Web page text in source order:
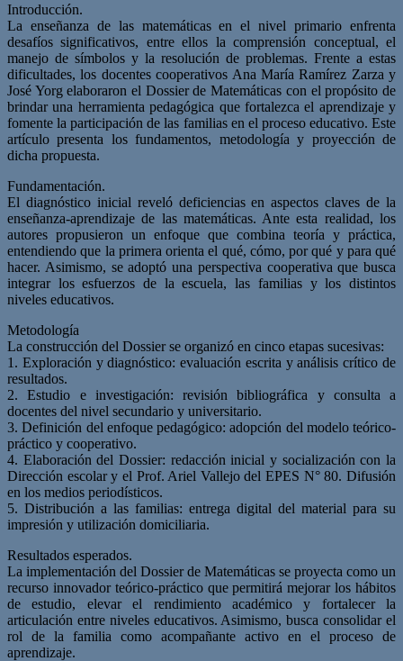
Introducción.
La enseñanza de las matemáticas en el nivel primario enfrenta
desafíos significativos, entre ellos la comprensión conceptual, el
manejo de símbolos y la resolución de problemas. Frente a estas
dificultades, los docentes cooperativos Ana María Ramírez Zarza y
José Yorg elaboraron el Dossier de Matemáticas con el propósito de
brindar una herramienta pedagógica que fortalezca el aprendizaje y
fomente la participación de las familias en el proceso educativo. Este
artículo presenta los fundamentos, metodología y proyección de
dicha propuesta.
Fundamentación.
El diagnóstico inicial reveló deficiencias en aspectos claves de la
enseñanza-aprendizaje de las matemáticas. Ante esta realidad, los
autores propusieron un enfoque que combina teoría y práctica,
entendiendo que la primera orienta el qué, cómo, por qué y para qué
hacer. Asimismo, se adoptó una perspectiva cooperativa que busca
integrar los esfuerzos de la escuela, las familias y los distintos
niveles educativos.
Metodología
La construcción del Dossier se organizó en cinco etapas sucesivas:
1. Exploración y diagnóstico: evaluación escrita y análisis crítico de
resultados.
2. Estudio e investigación: revisión bibliográfica y consulta a
docentes del nivel secundario y universitario.
3. Definición del enfoque pedagógico: adopción del modelo teórico-
práctico y cooperativo.
4. Elaboración del Dossier: redacción inicial y socialización con la
Dirección escolar y el Prof. Ariel Vallejo del EPES N° 80. Difusión
en los medios periodísticos.
5. Distribución a las familias: entrega digital del material para su
impresión y utilización domiciliaria.
Resultados esperados.
La implementación del Dossier de Matemáticas se proyecta como un
recurso innovador teórico-práctico que permitirá mejorar los hábitos
de estudio, elevar el rendimiento académico y fortalecer la
articulación entre niveles educativos. Asimismo, busca consolidar el
rol de la familia como acompañante activo en el proceso de
aprendizaje.